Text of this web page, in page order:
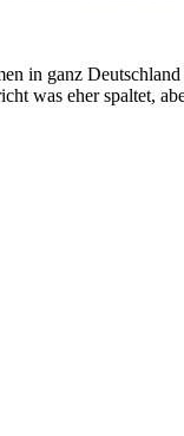
in ganz
was eher spaltet,